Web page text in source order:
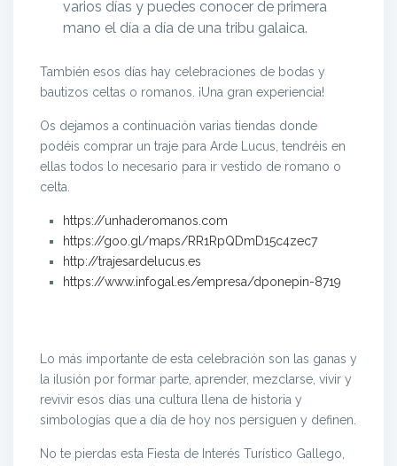
varios días y puedes conocer de primera
mano el día a día de una tribu galaica.
También esos días hay celebraciones de bodas y
bautizos celtas o romanos. ¡Una gran experiencia!
Os dejamos a continuación varias tiendas donde
podéis comprar un traje para Arde Lucus, tendréis en
ellas todos lo necesario para ir vestido de romano o
celta.
https://unhaderomanos.com
https://goo.gl/maps/RR1RpQDmD15c4zec7
http://trajesardelucus.es
https://www.infogal.es/empresa/dponepin-8719
Lo más importante de esta celebración son las ganas y
la ilusión por formar parte, aprender, mezclarse, vivir y
revivir esos días una cultura llena de historia y
simbologías que a día de hoy nos persiguen y definen.
No te pierdas esta Fiesta de Interés Turístico Gallego,